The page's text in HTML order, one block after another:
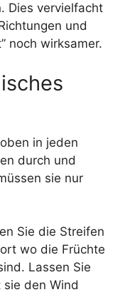
Dies vervielfacht
und
noch wirksamer.
in jeden
durch und
sie nur
Sie die Streifen
wo die Früchte
Lassen Sie
den Wind